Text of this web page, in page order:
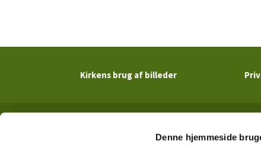
Denne hjemmeside
Kirkens brug af billeder